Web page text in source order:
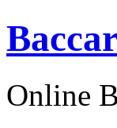
Online